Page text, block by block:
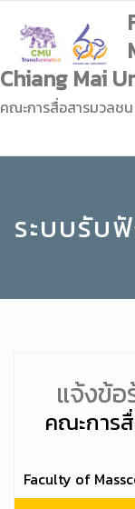
Chiang Mai
คณะการสื่อสารมวลช
ระบบรับ
แจ้งข้อ
คณะการ
Faculty of